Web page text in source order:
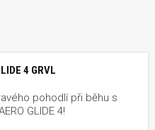
4 GRVL
pohodlí při běhu s
GLIDE 4!